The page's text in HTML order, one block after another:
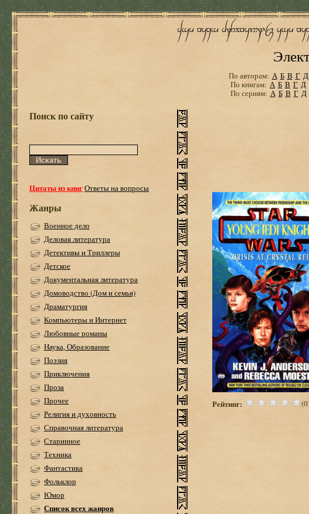
По авторам: А Б В Г Д
По книгам: А Б В Г Д
По сериям: А Б В Г Д
Поиск по сайту
Цитаты из книгОтветы на вопросы
Жанры
Военное дело
Деловая литература
Детективы и Триллеры
Детское
Документальная литература
Домоводство (Дом и семья)
Драматургия
Компьютеры и Интернет
Любовные романы
Наука, Образование
Поэзия
Приключения
Проза
Прочее
Религия и духовность
Справочная литература
Старинное
Техника
Фантастика
Фольклор
Юмор
Список всех жанров
Рейтинг: